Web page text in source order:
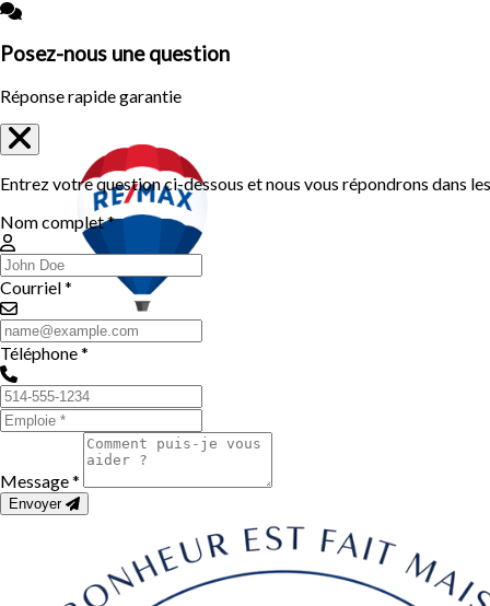
Posez-nous une question
Réponse rapide garantie
Entrez votre question ci-dessous et nous vous répondrons dans
Nom complet *
Courriel *
Téléphone *
Message *
Envoyer